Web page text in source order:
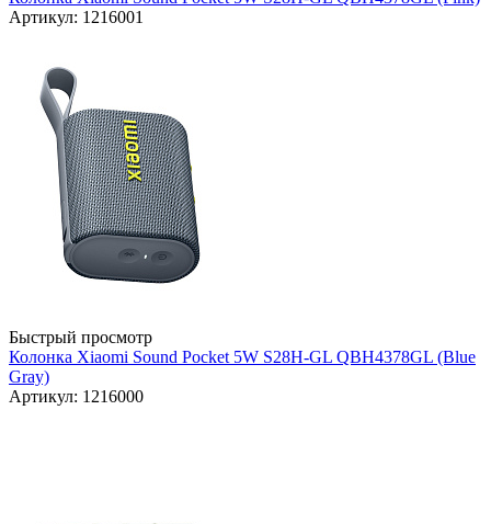
Артикул: 1216001
Быстрый просмотр
Колонка Xiaomi Sound Pocket 5W S28H-GL QBH4378GL (Blue
Gray)
Артикул: 1216000